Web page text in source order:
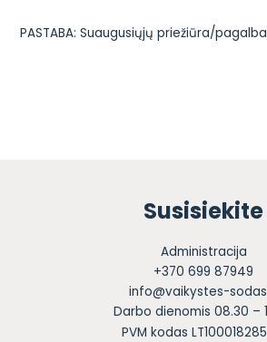
PASTABA: Suaugusiųjų priežiūra/
Susisiekite
Administracija
+370 699 87949
info@vaikystes-
Darbo dienomis 08.30 –
PVM kodas